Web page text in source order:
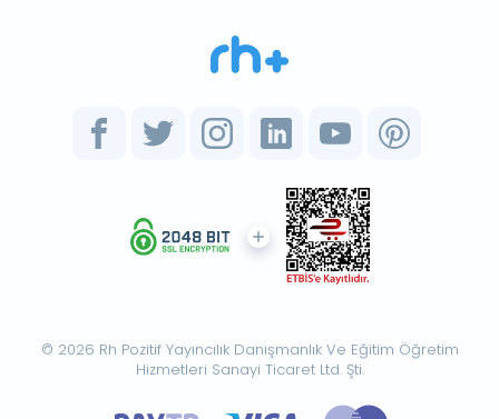
© 2026 Rh Pozitif Yayıncılık Danışmanlık Ve Eğitim Öğretim
Hizmetleri Sanayi Ticaret Ltd. Şti.